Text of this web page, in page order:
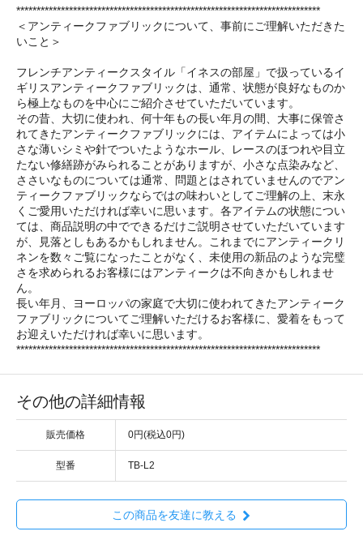
***************************************************************************
＜アンティークファブリックについて、事前にご理解いただきた
いこと＞
フレンチアンティークスタイル「イネスの部屋」で扱っているイ
ギリスアンティークファブリックは、通常、状態が良好なものか
ら極上なものを中心にご紹介させていただいています。
その昔、大切に使われ、何十年もの長い年月の間、大事に保管さ
れてきたアンティークファブリックには、アイテムによっては小
さな薄いシミや針でついたようなホール、レースのほつれや目立
たない修繕跡がみられることがありますが、小さな点染みなど、
ささいなものについては通常、問題とはされていませんのでアン
ティークファブリックならではの味わいとしてご理解の上、末永
くご愛用いただければ幸いに思います。各アイテムの状態につい
ては、商品説明の中でできるだけご説明させていただいています
が、見落としもあるかもしれません。これまでにアンティークリ
ネンを数々ご覧になったことがなく、未使用の新品のような完璧
さを求められるお客様にはアンティークは不向きかもしれませ
ん。
長い年月、ヨーロッパの家庭で大切に使われてきたアンティーク
ファブリックについてご理解いただけるお客様に、愛着をもって
お迎えいただければ幸いに思います。
***************************************************************************
その他の詳細情報
販売価格 0円(税込0円)
型番 TB-L2
この商品を友達に教える